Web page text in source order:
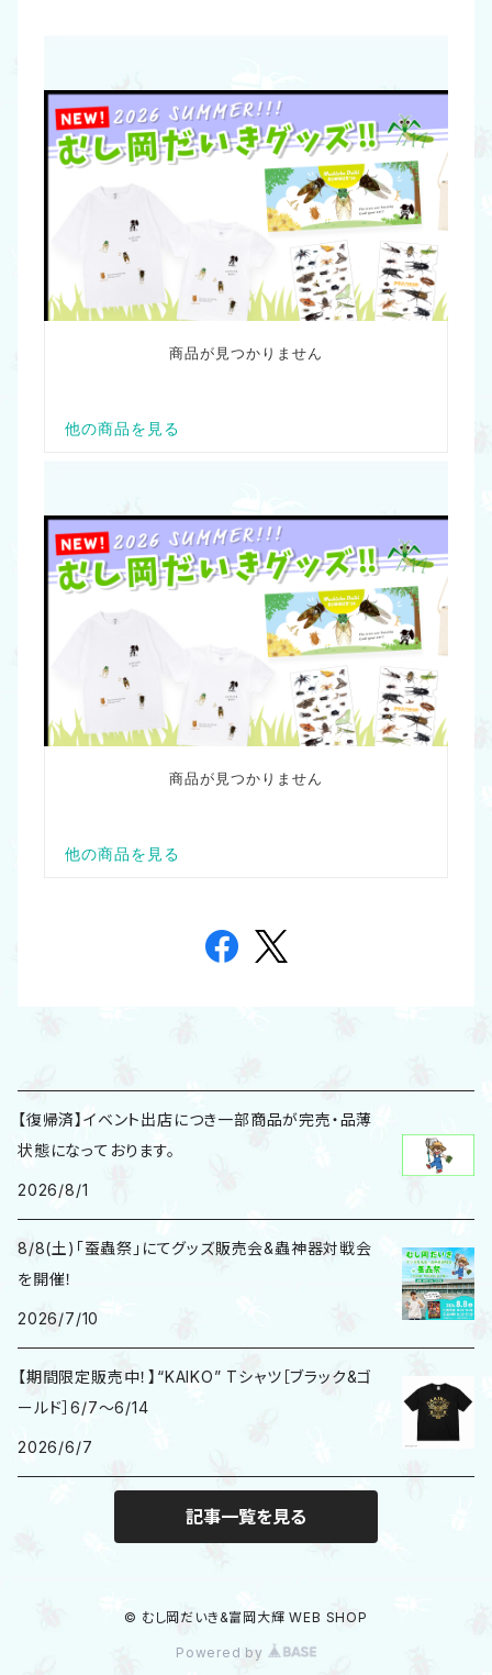
【復帰済】イベント出店につき一部商品が完売・品薄
状態になっております。
2026/8/1
8/8(土)「蚕蟲祭」にてグッズ販売会&蟲神器対戦会
を開催！
2026/7/10
【期間限定販売中！】“KAIKO” Tシャツ［ブラック&ゴ
ールド］6/7〜6/14
2026/6/7
記事一覧を見る
© むし岡だいき&富岡大輝 WEB SHOP
Powered by